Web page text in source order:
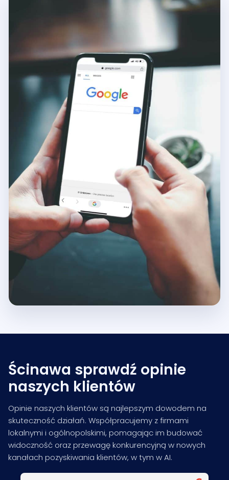
Ścinawa sprawdź opinie
naszych klientów
Opinie naszych klientów są najlepszym dowodem na
skuteczność działań. Współpracujemy z firmami
lokalnymi i ogólnopolskimi, pomagając im budować
widoczność oraz przewagę konkurencyjną w nowych
kanałach pozyskiwania klientów, w tym w AI.